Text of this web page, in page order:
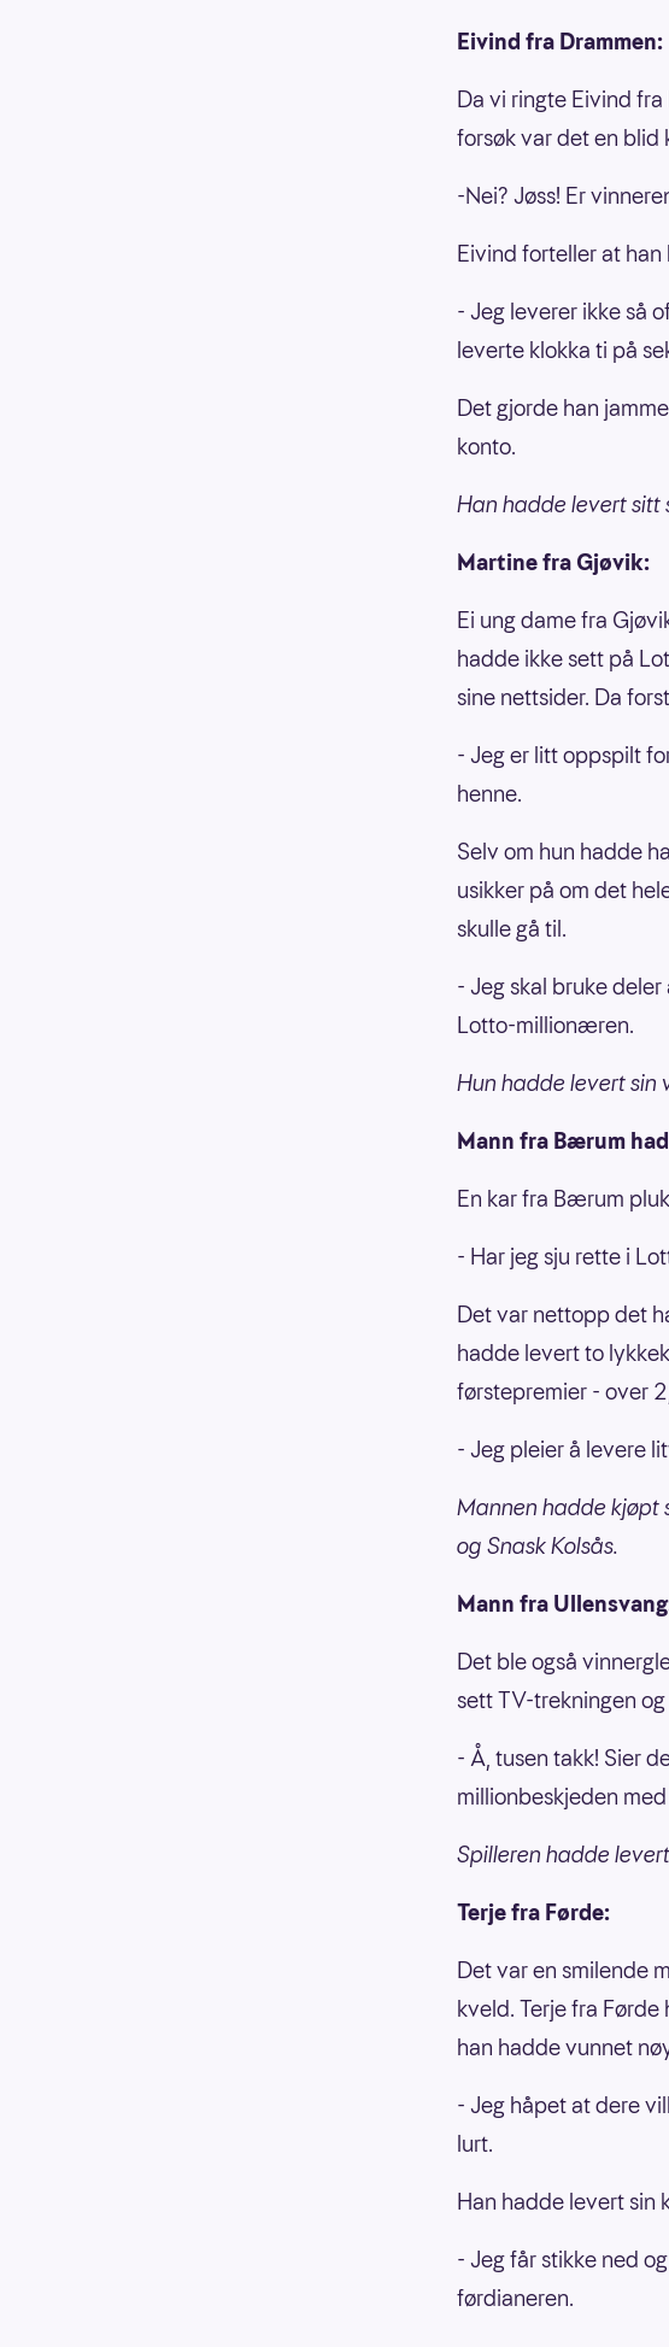
Eivind fra Drammen:
Da vi ringte Eivind
forsøk var det en blid
-Nei? Jøss! Er
Eivind forteller at
- Jeg leverer ikke så
leverte klokka ti på
Det gjorde han
konto.
Han hadde levert sitt
Martine fra Gjøvik:
Ei ung dame fra
hadde ikke sett på
sine nettsider. Da
- Jeg er litt oppspilt
henne.
Selv om hun hadde
usikker på om det
skulle gå til.
- Jeg skal bruke
Lotto-millionæren.
Hun hadde levert sin
Mann fra Bærum
En kar fra Bærum
- Har jeg sju rette i
Det var nettopp det
hadde levert to
førstepremier - over
- Jeg pleier å levere
Mannen hadde kjøpt
og Snask Kolsås.
Mann fra
Det ble også
sett TV-trekningen
- Å, tusen takk! Sier
millionbeskjeden
Spilleren hadde
Terje fra Førde:
Det var en smilende
kveld. Terje fra
han hadde vunnet
- Jeg håpet at dere
lurt.
Han hadde levert sin
- Jeg får stikke ned
førdianeren.